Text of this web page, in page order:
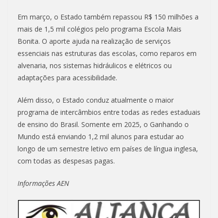
Em março, o Estado também repassou R$ 150 milhões a
mais de 1,5 mil colégios pelo programa Escola Mais
Bonita. O aporte ajuda na realização de serviços
essenciais nas estruturas das escolas, como reparos em
alvenaria, nos sistemas hidráulicos e elétricos ou
adaptações para acessibilidade.
Além disso, o Estado conduz atualmente o maior
programa de intercâmbios entre todas as redes estaduais
de ensino do Brasil. Somente em 2025, o Ganhando o
Mundo está enviando 1,2 mil alunos para estudar ao
longo de um semestre letivo em países de língua inglesa,
com todas as despesas pagas.
Informações AEN